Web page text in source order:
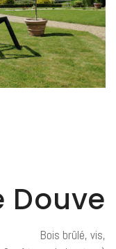
Douve
Bois brûlé, vis,